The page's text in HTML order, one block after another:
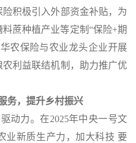
积极引入外部资金补贴，为
蔗种植产业等定制“保险+期
农保险与农业龙头企业开展
利益联结机制，助力推广优
务，提升乡村振兴
动力。在2025年中央一号文
业新质生产力，加大科技 要